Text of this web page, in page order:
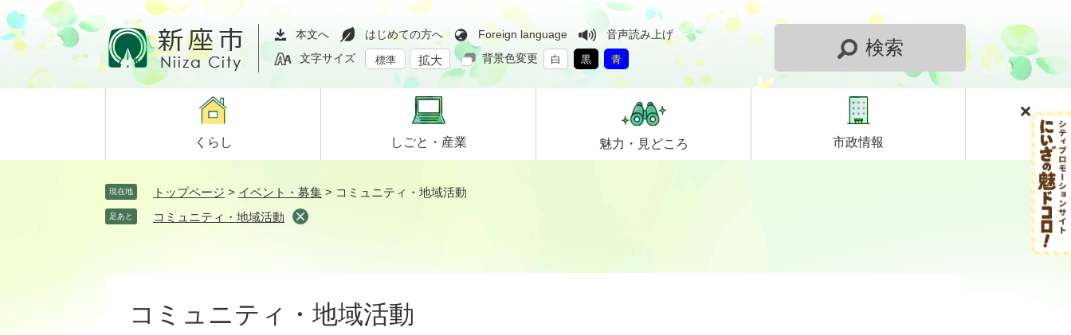
ペ
ー
ジ
メ
ニ
ュ
て
本文へ はじめての方へ Foreign language
音声読み上げ
文字サイズ
標準 拡大 背景色変更 白 黒 青
検索
くらし しごと・ 産業 魅力・ 見どころ 市政情報
現在地 トップページ > イベント・募集 > コミュニティ・地域活動
足あと コミュニティ・地域活動
コミュニティ・地域活動